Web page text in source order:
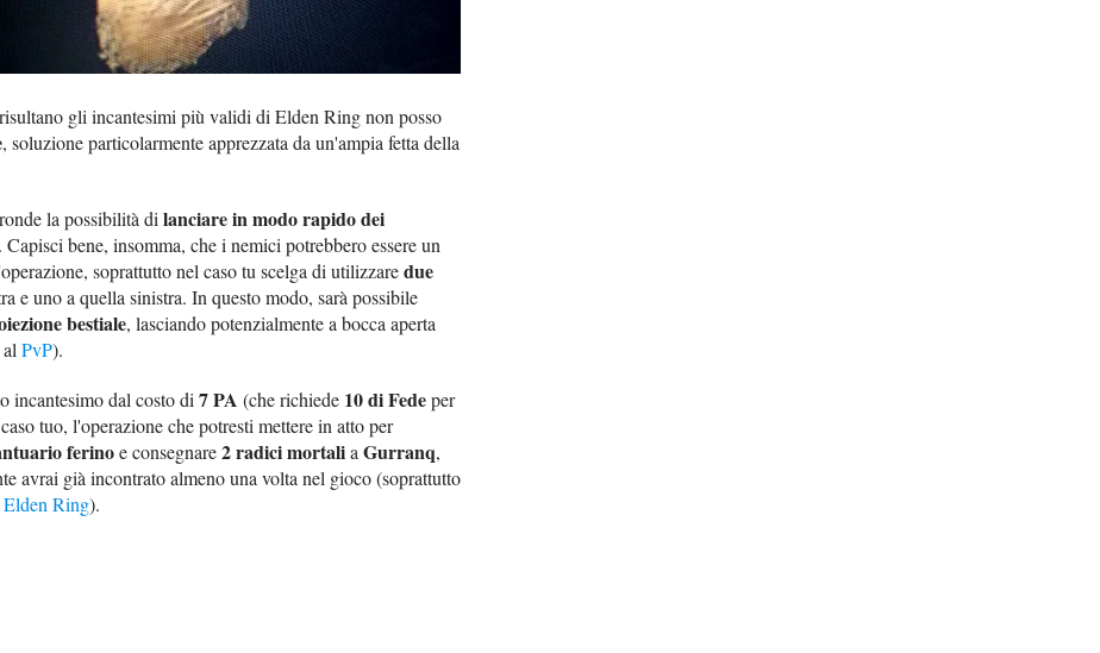
gli incantesimi più validi di Elden Ring non posso
, soluzione particolarmente apprezzata da un'ampia fetta della
la possibilità di lanciare in modo rapido dei
. Capisci bene, insomma, che i nemici potrebbero essere un
soprattutto nel caso tu scelga di utilizzaredue
e uno a quella sinistra. In questo modo, sarà possibile
bestiale, lasciando potenzialmente a bocca aperta
PvP).
incantesimo dal costo di 7 PA (che richiede 10 di Fedeper
tuo, l'operazione che potresti mettere in atto per
ferinoe consegnare2 radici mortalia Gurranq,
avrai già incontrato almeno una volta nel gioco (soprattutto
Ring).